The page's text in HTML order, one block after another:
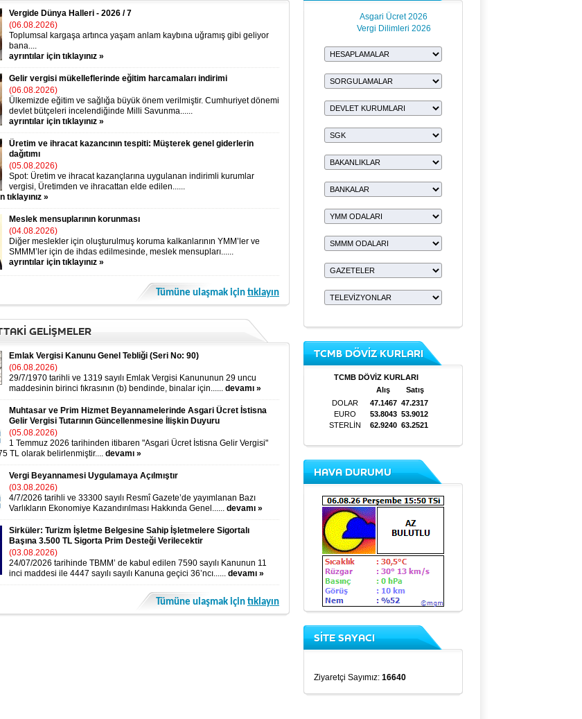
Vergide Dünya Halleri - 2026 / 7
(06.08.2026)
Toplumsal kargaşa artınca yaşam anlam kaybına uğramış gibi geliyor
bana....
ayrıntılar için tıklayınız »
Gelir vergisi mükelleflerinde eğitim harcamaları indirimi
(06.08.2026)
Ülkemizde eğitim ve sağlığa büyük önem verilmiştir. Cumhuriyet dönemi
devlet bütçeleri incelendiğinde Milli Savunma......
ayrıntılar için tıklayınız »
Üretim ve ihracat kazancının tespiti: Müşterek genel giderlerin
dağıtımı
(05.08.2026)
Spot: Üretim ve ihracat kazançlarına uygulanan indirimli kurumlar
vergisi, Üretimden ve ihracattan elde edilen......
tıklayınız »
Meslek mensuplarının korunması
(04.08.2026)
Diğer meslekler için oluşturulmuş koruma kalkanlarının YMM’ler ve
SMMM’ler için de ihdas edilmesinde, meslek mensupları......
ayrıntılar için tıklayınız »
Tümüne ulaşmak için tıklayın
GELİŞMELER
Emlak Vergisi Kanunu Genel Tebliği (Seri No: 90)
(06.08.2026)
29/7/1970 tarihli ve 1319 sayılı Emlak Vergisi Kanununun 29 uncu
maddesinin birinci fıkrasının (b) bendinde, binalar için...... devamı »
Muhtasar ve Prim Hizmet Beyannamelerinde Asgari Ücret İstisna
Gelir Vergisi Tutarının Güncellenmesine İlişkin Duyuru
(05.08.2026)
1 Temmuz 2026 tarihinden itibaren "Asgari Ücret İstisna Gelir Vergisi"
TL olarak belirlenmiştir.... devamı »
Vergi Beyannamesi Uygulamaya Açılmıştır
(03.08.2026)
4/7/2026 tarihli ve 33300 sayılı Resmî Gazete’de yayımlanan Bazı
Varlıkların Ekonomiye Kazandırılması Hakkında Genel...... devamı »
Sirküler: Turizm İşletme Belgesine Sahip İşletmelere Sigortalı
Başına 3.500 TL Sigorta Prim Desteği Verilecektir
(03.08.2026)
24/07/2026 tarihinde TBMM’ de kabul edilen 7590 sayılı Kanunun 11
inci maddesi ile 4447 sayılı sayılı Kanuna geçici 36’ncı...... devamı »
Tümüne ulaşmak için tıklayın
Asgari Ücret 2026
Vergi Dilimleri 2026
TCMB DÖVİZ KURLARI
HAVA DURUMU
SİTE SAYACI
Ziyaretçi Sayımız: 16640